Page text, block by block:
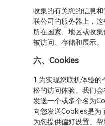
收集的有关您的信息
联公司的服务器上，
所在国家、地区或收
被访问、存储和展示。
六、Cookies
1.为实现您联机体验的
松的访问体验。我们
发送一个或多个名为
向您发送Cookies是为
为您提供偏好设置、